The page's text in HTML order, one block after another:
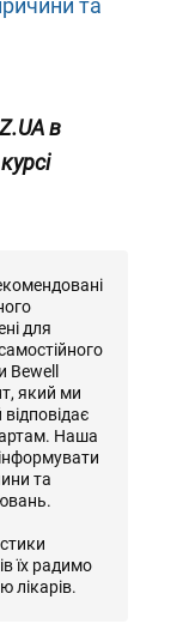
та
в
для
Bewell
який ми
Наша
та
їх радимо
лікарів.